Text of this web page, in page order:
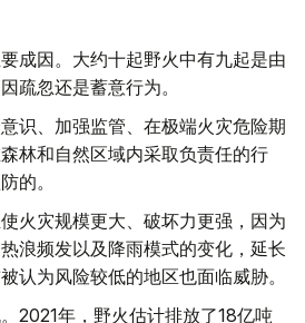
成因。大约十起野火中有九起是由
忽还是蓄意行为。
识、加强监管、在极端火灾危险期
林和自然区域内采取负责任的行
的。
火灾规模更大、破坏力更强，因为
浪频发以及降雨模式的变化，延长
认为风险较低的地区也面临威胁。
2021年，野火估计排放了18亿吨